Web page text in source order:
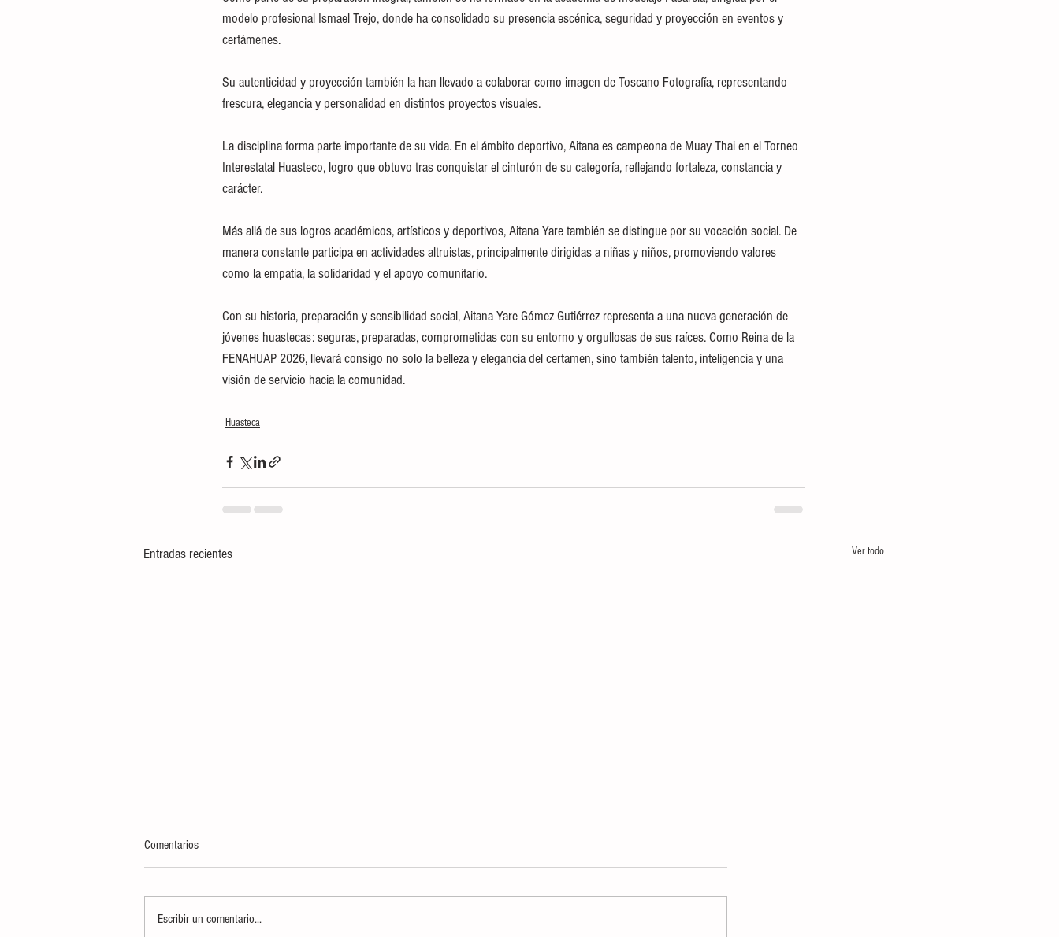
modelo profesional Ismael Trejo, donde ha consolidado su presencia escénica, seguridad y proyección en eventos y
certámenes.
Su autenticidad y proyección también la han llevado a colaborar como imagen de Toscano Fotografía, representando
frescura, elegancia y personalidad en distintos proyectos visuales.
La disciplina forma parte importante de su vida. En el ámbito deportivo, Aitana es campeona de Muay Thai en el Torneo
Interestatal Huasteco, logro que obtuvo tras conquistar el cinturón de su categoría, reflejando fortaleza, constancia y
carácter.
Más allá de sus logros académicos, artísticos y deportivos, Aitana Yare también se distingue por su vocación social. De
manera constante participa en actividades altruistas, principalmente dirigidas a niñas y niños, promoviendo valores
como la empatía, la solidaridad y el apoyo comunitario.
Con su historia, preparación y sensibilidad social, Aitana Yare Gómez Gutiérrez representa a una nueva generación de
jóvenes huastecas: seguras, preparadas, comprometidas con su entorno y orgullosas de sus raíces. Como Reina de la
FENAHUAP 2026, llevará consigo no solo la belleza y elegancia del certamen, sino también talento, inteligencia y una
visión de servicio hacia la comunidad.
Huasteca
Entradas recientes Ver todo
Comentarios
Escribir un comentario...